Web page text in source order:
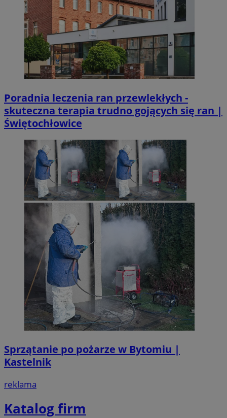
Poradnia leczenia ran przewlekłych -
skuteczna terapia trudno gojących się ran |
Świętochłowice
Sprzątanie po pożarze w Bytomiu |
Kastelnik
reklama
Katalog firm